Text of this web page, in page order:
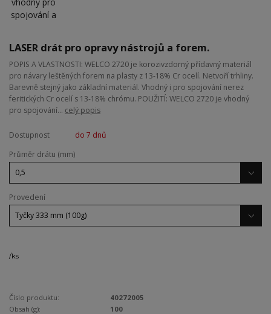
LASER drát pro opravy nástrojů a forem.
POPIS A VLASTNOSTI: WELCO 2720 je korozivzdorný přídavný materiál
pro návary leštěných forem na plasty z 13-18% Cr ocelí. Netvoří trhliny.
Barevně stejný jako základní materiál. Vhodný i pro spojování nerez
feritických Cr ocelí s 13-18% chrómu. POUŽITÍ: WELCO 2720 je vhodný
pro spojování... celý popis
Dostupnost
do 7 dnů
Průměr drátu (mm)
Provedení
/ks
Číslo produktu:
40272005
Obsah (g):
100